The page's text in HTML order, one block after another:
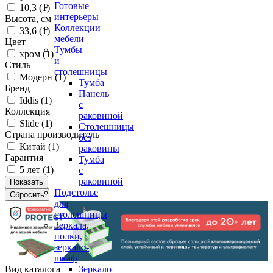
Готовые
интерьеры
Коллекции
мебели
Тумбы
и
столешницы
Тумба
Панель
с
раковиной
Столешницы
без
раковины
Тумба
с
раковиной
Подстолье
для
столешницы
Зеркала,
полки,
зеркало-
шкаф
Зеркало
10,3 (1)
Высота, см
33,6 (1)
Цвет
хром (1)
Стиль
Модерн (1)
Бренд
Iddis (1)
Коллекция
Slide (1)
Страна производитель
Китай (1)
Гарантия
5 лет (1)
Вид каталога